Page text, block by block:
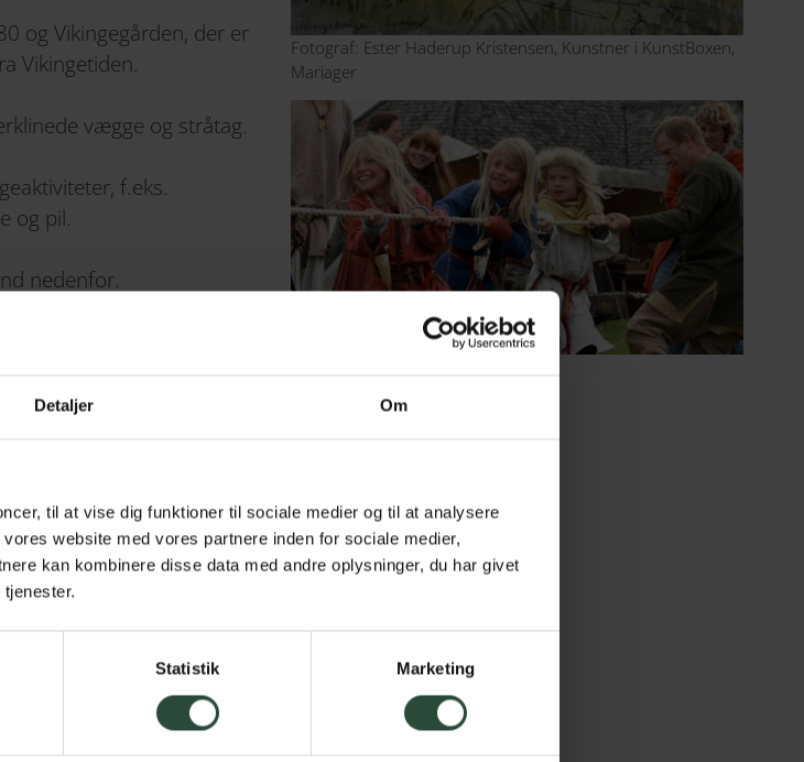
Detaljer Om
til at vise dig funktioner til sociale medier og til at analysere
website med vores partnere inden for sociale medier,
kan kombinere disse data med andre oplysninger, du har givet
Statistik Marketing
og Vikingegården, der er
Vikingetiden.
vægge og stråtag.
f.eks.
og pil.
nedenfor.
app'en ellerse dem
Danmark
Fotograf: Ester Haderup Kristensen, Kunstner i KunstBoxen,
Mariager